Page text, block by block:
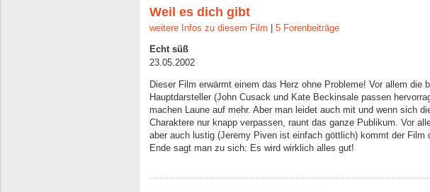
Weil es dich gibt
weitere Infos zu diesem Film 5 Forenbeiträge
Echt süß
23.05.2002
Dieser Film erwärmt einem das Herz ohne Probleme! Vor allem die
Hauptdarsteller (John Cusack und Kate Beckinsale passen
machen Laune auf mehr. Aber man leidet auch mit und wenn sich
Charaktere nur knapp verpassen, raunt das ganze Publikum. Vor
aber auch lustig (Jeremy Piven ist einfach göttlich) kommt der Film
Ende sagt man zu sich: Es wird wirklich alles gut!